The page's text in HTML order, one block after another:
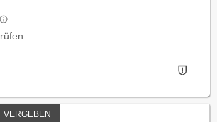
VERGEBEN